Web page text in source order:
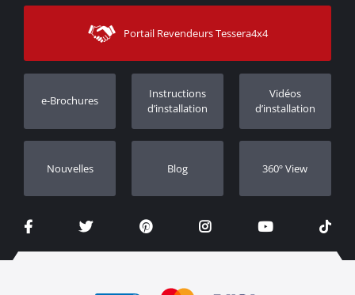
Sitemap
Moyens d’expédition
Contacter
Assistance aux clients
Suivi des commandes
Concessionnaires
Portail Revendeurs Tessera4x4
e-Brochures
Instructions
d’installation
Vidéos
d’installation
Nouvelles Blog 360º View